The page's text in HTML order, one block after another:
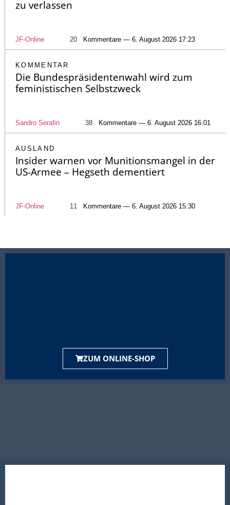
zu verlassen
JF-Online 20 Kommentare — 6. August 2026 17:23
KOMMENTAR
Die Bundespräsidentenwahl wird zum
feministischen Selbstzweck
Sandro Serafin 38 Kommentare — 6. August 2026 16:01
AUSLAND
Insider warnen vor Munitionsmangel in der
US-Armee – Hegseth dementiert
JF-Online 11 Kommentare — 6. August 2026 15:30
ZUM ONLINE-SHOP